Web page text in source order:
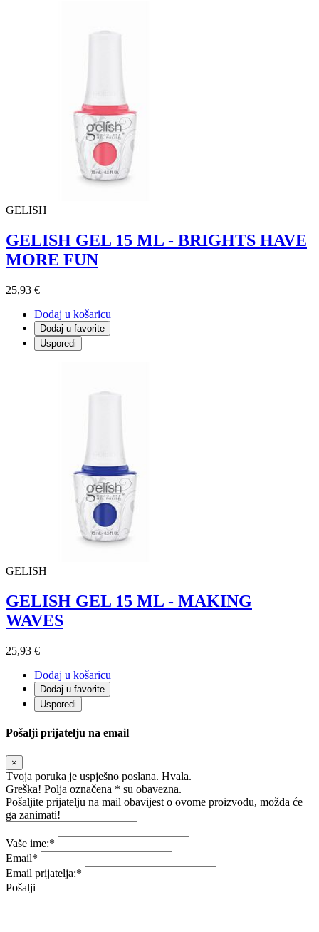
GELISH
GELISH GEL 15 ML - BRIGHTS HAVE
MORE FUN
25,93 €
Dodaj u košaricu
Dodaj u favorite
Usporedi
GELISH
GELISH GEL 15 ML - MAKING
WAVES
25,93 €
Dodaj u košaricu
Dodaj u favorite
Usporedi
Pošalji prijatelju na email
×
Tvoja poruka je uspješno poslana. Hvala.
Greška! Polja označena * su obavezna.
Pošaljite prijatelju na mail obavijest o ovome proizvodu, možda će
ga zanimati!
Vaše ime:*
Email*
Email prijatelja:*
Pošalji